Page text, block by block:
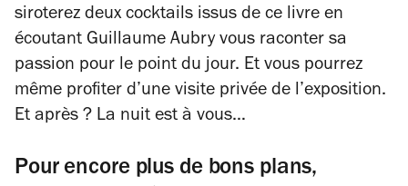
siroterez deux cocktails issus de ce livre en
écoutant Guillaume Aubry vous raconter sa
passion pour le point du jour. Et vous pourrez
même profiter d’une visite privée de l’exposition.
Et après ? La nuit est à vous…
Pour encore plus de bons plans,